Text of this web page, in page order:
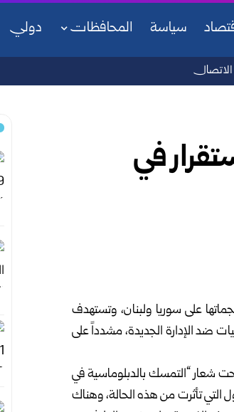
سياسة المحافظات دولي
الاتصال
في
على سوريا ولبنان، وتستهدف
ضد الإدارة الجديدة، مشدداً على
خلال افتتاح منتدى أنطاليا الدبلوماسي 2025 المنعقد تحت شعار “التمسك بالدبلوماسية في
وتركيا من أكثر الدول التي تأثرت من هذه الحالة، وهناك